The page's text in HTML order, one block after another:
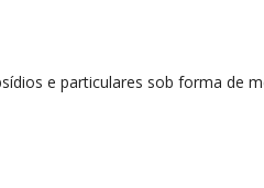
e particulares sob forma de